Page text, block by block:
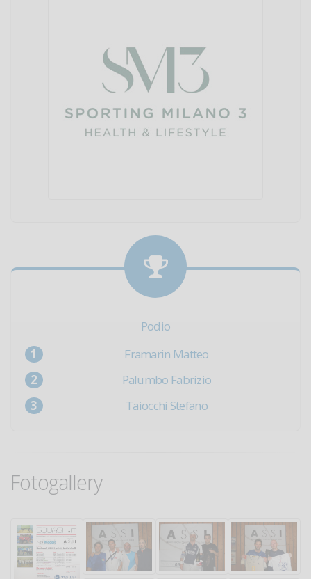
Podio
Framarin Matteo
Palumbo Fabrizio
Taiocchi Stefano
Fotogallery